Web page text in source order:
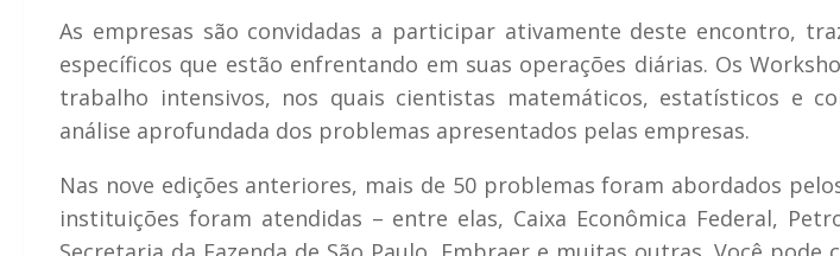
As empresas são convidadas a participar ativamente deste encontro,
específicos que estão enfrentando em suas operações diárias. Os
trabalho intensivos, nos quais cientistas matemáticos, estatísticos e
análise aprofundada dos problemas apresentados pelas empresas.
Nas nove edições anteriores, mais de 50 problemas foram abordados
instituições foram atendidas – entre elas, Caixa Econômica Federal,